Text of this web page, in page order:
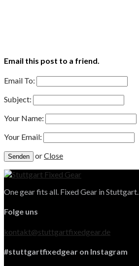
Email this post to a friend.
Email To:
Subject:
Your Name:
Your Email:
orClose
One gear fits all. Fixed Gear in Stuttgart.
Folge uns
kontakt@stuttgartfixedgear.de
#stuttgartfixedgear on Instagram